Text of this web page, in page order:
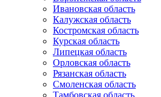
Ивановская область
Калужская область
Костромская область
Курская область
Липецкая область
Орловская область
Рязанская область
Смоленская область
Тамбовская область